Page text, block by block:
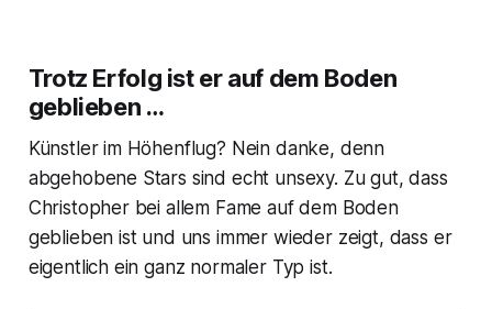
Trotz Erfolg ist er auf dem Boden
geblieben …
Künstler im Höhenflug? Nein danke, denn
abgehobene Stars sind echt unsexy. Zu gut, dass
Christopher bei allem Fame auf dem Boden
geblieben ist und uns immer wieder zeigt, dass er
eigentlich ein ganz normaler Typ ist.